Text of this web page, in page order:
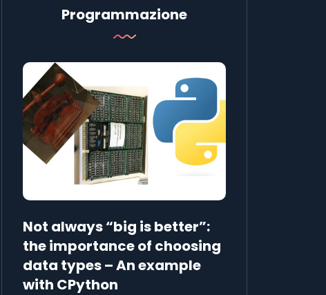
Programmazione
Not always “big is better”:
the importance of choosing
data types – An example
with CPython